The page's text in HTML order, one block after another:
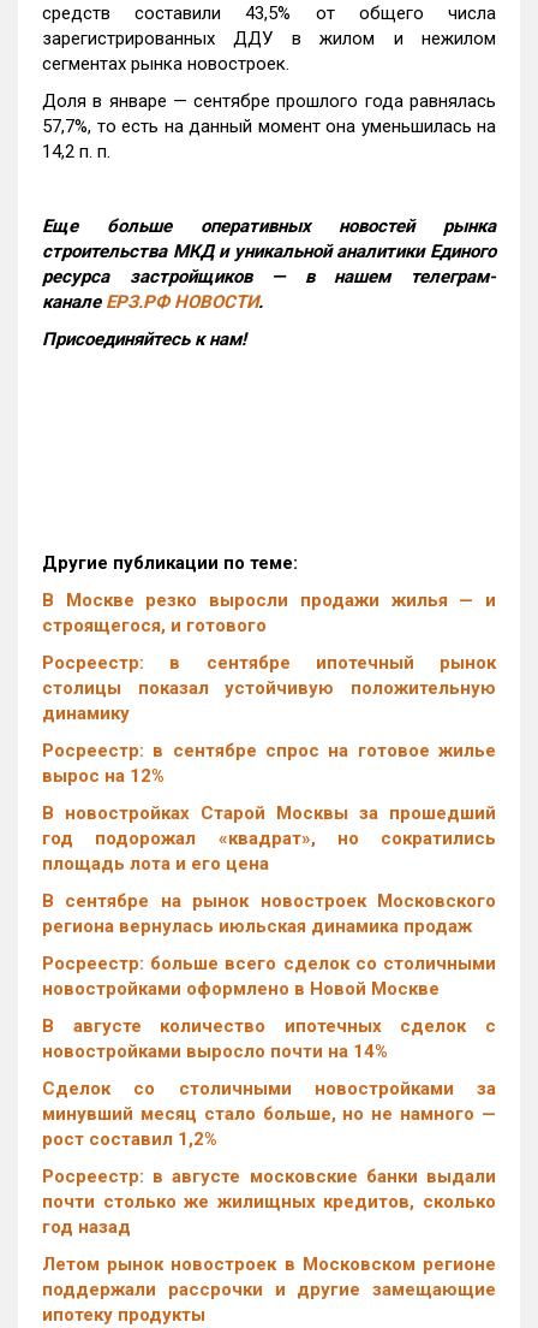
средств составили 43,5% от общего числа
зарегистрированных ДДУ в жилом и нежилом
сегментах рынка новостроек.
Доля в январе — сентябре прошлого года равнялась
57,7%, то есть на данный момент она уменьшилась на
14,2 п. п.
Еще больше оперативных новостей рынка
строительства МКД и уникальной аналитики Единого
ресурса застройщиков — в нашем телеграм-
канале ЕРЗ.РФ НОВОСТИ.
Присоединяйтесь к нам!
Другие публикации по теме:
В Москве резко выросли продажи жилья — и
строящегося, и готового
Росреестр: в сентябре ипотечный рынок
столицы показал устойчивую положительную
динамику
Росреестр: в сентябре спрос на готовое жилье
вырос на 12%
В новостройках Старой Москвы за прошедший
год подорожал «квадрат», но сократились
площадь лота и его цена
В сентябре на рынок новостроек Московского
региона вернулась июльская динамика продаж
Росреестр: больше всего сделок со столичными
новостройками оформлено в Новой Москве
В августе количество ипотечных сделок с
новостройками выросло почти на 14%
Cделок со столичными новостройками за
минувший месяц стало больше, но не намного —
рост составил 1,2%
Росреестр: в августе московские банки выдали
почти столько же жилищных кредитов, сколько
год назад
Летом рынок новостроек в Московском регионе
поддержали рассрочки и другие замещающие
ипотеку продукты